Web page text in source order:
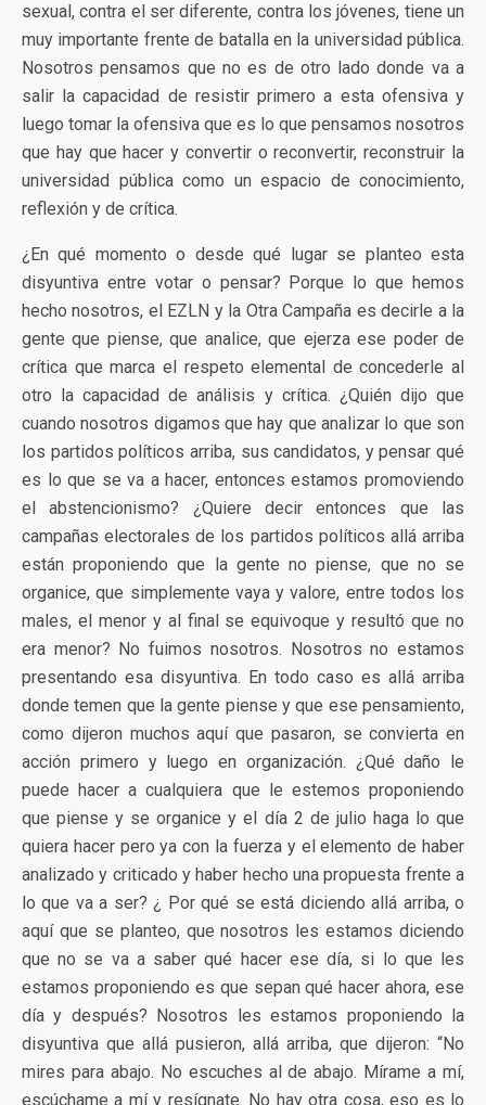
sexual, contra el ser diferente, contra los jóvenes, tiene un
muy importante frente de batalla en la universidad pública.
Nosotros pensamos que no es de otro lado donde va a
salir la capacidad de resistir primero a esta ofensiva y
luego tomar la ofensiva que es lo que pensamos nosotros
que hay que hacer y convertir o reconvertir, reconstruir la
universidad pública como un espacio de conocimiento,
reflexión y de crítica.
¿En qué momento o desde qué lugar se planteo esta
disyuntiva entre votar o pensar? Porque lo que hemos
hecho nosotros, el EZLN y la Otra Campaña es decirle a la
gente que piense, que analice, que ejerza ese poder de
crítica que marca el respeto elemental de concederle al
otro la capacidad de análisis y crítica. ¿Quién dijo que
cuando nosotros digamos que hay que analizar lo que son
los partidos políticos arriba, sus candidatos, y pensar qué
es lo que se va a hacer, entonces estamos promoviendo
el abstencionismo? ¿Quiere decir entonces que las
campañas electorales de los partidos políticos allá arriba
están proponiendo que la gente no piense, que no se
organice, que simplemente vaya y valore, entre todos los
males, el menor y al final se equivoque y resultó que no
era menor? No fuimos nosotros. Nosotros no estamos
presentando esa disyuntiva. En todo caso es allá arriba
donde temen que la gente piense y que ese pensamiento,
como dijeron muchos aquí que pasaron, se convierta en
acción primero y luego en organización. ¿Qué daño le
puede hacer a cualquiera que le estemos proponiendo
que piense y se organice y el día 2 de julio haga lo que
quiera hacer pero ya con la fuerza y el elemento de haber
analizado y criticado y haber hecho una propuesta frente a
lo que va a ser? ¿ Por qué se está diciendo allá arriba, o
aquí que se planteo, que nosotros les estamos diciendo
que no se va a saber qué hacer ese día, si lo que les
estamos proponiendo es que sepan qué hacer ahora, ese
día y después? Nosotros les estamos proponiendo la
disyuntiva que allá pusieron, allá arriba, que dijeron: “No
mires para abajo. No escuches al de abajo. Mírame a mí,
escúchame a mí y resígnate. No hay otra cosa, eso es lo